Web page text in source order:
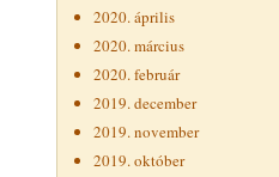
2020. április
2020. március
2020. február
2019. december
2019. november
2019. október